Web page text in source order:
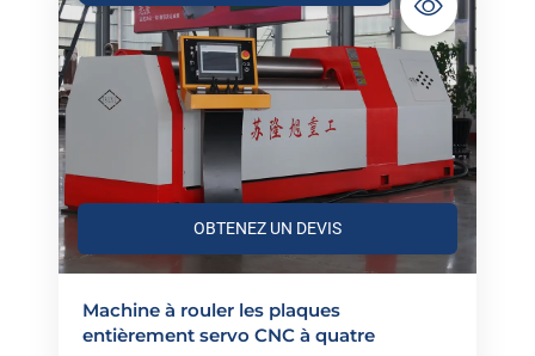
OBTENEZ UN DEVIS
Machine à rouler les plaques
entièrement servo CNC à quatre